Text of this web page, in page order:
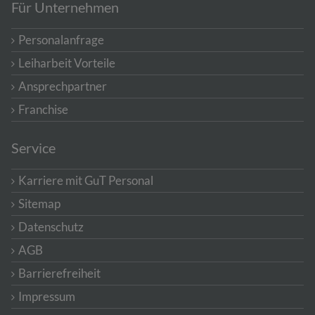
Für Unternehmen
Personalanfrage
Leiharbeit Vorteile
Ansprechpartner
Franchise
Service
Karriere mit GuT Personal
Sitemap
Datenschutz
AGB
Barrierefreiheit
Impressum